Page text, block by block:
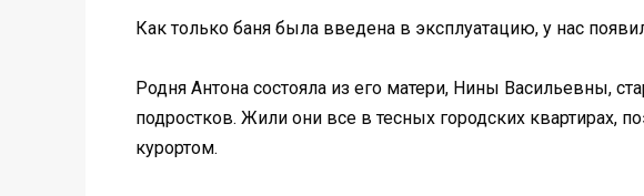
Как только баня была введена в эксплуатацию, у нас
Родня Антона состояла из его матери, Нины Васильевны,
подростков. Жили они все в тесных городских квартирах,
курортом.